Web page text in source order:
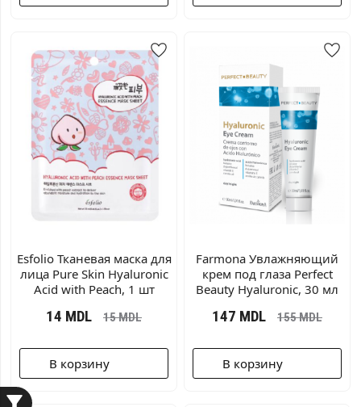
Esfolio Тканевая маска для
лица Pure Skin Hyaluronic
Acid with Peach, 1 шт
14 MDL 15MDL
В корзину
Farmona Увлажняющий
крем под глаза Perfect
Beauty Hyaluronic, 30 мл
147 MDL 155MDL
В корзину